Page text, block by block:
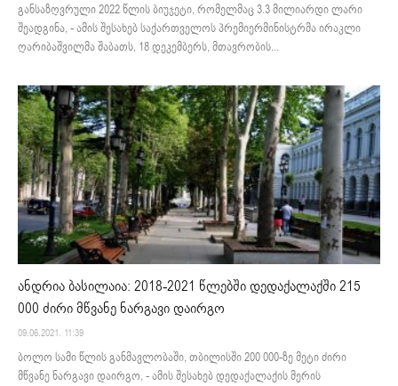
განსაზღვრული 2022 წლის ბიუჯეტი, რომელმაც 3.3 მილიარდი ლარი
შეადგინა, - ამის შესახებ საქართველოს პრემიერმინისტრმა ირაკლი
ღარიბაშვილმა შაბათს, 18 დეკემბერს, მთავრობის...
ანდრია ბასილაია: 2018-2021 წლებში დედაქალაქში 215
000 ძირი მწვანე ნარგავი დაირგო
09.06.2021. 11:39
ბოლო სამი წლის განმავლობაში, თბილისში 200 000-ზე მეტი ძირი
მწვანე ნარგავი დაირგო, - ამის შესახებ დედაქალაქის მერის